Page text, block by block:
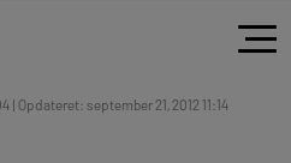
| Opdateret: september 21, 2012 11:14